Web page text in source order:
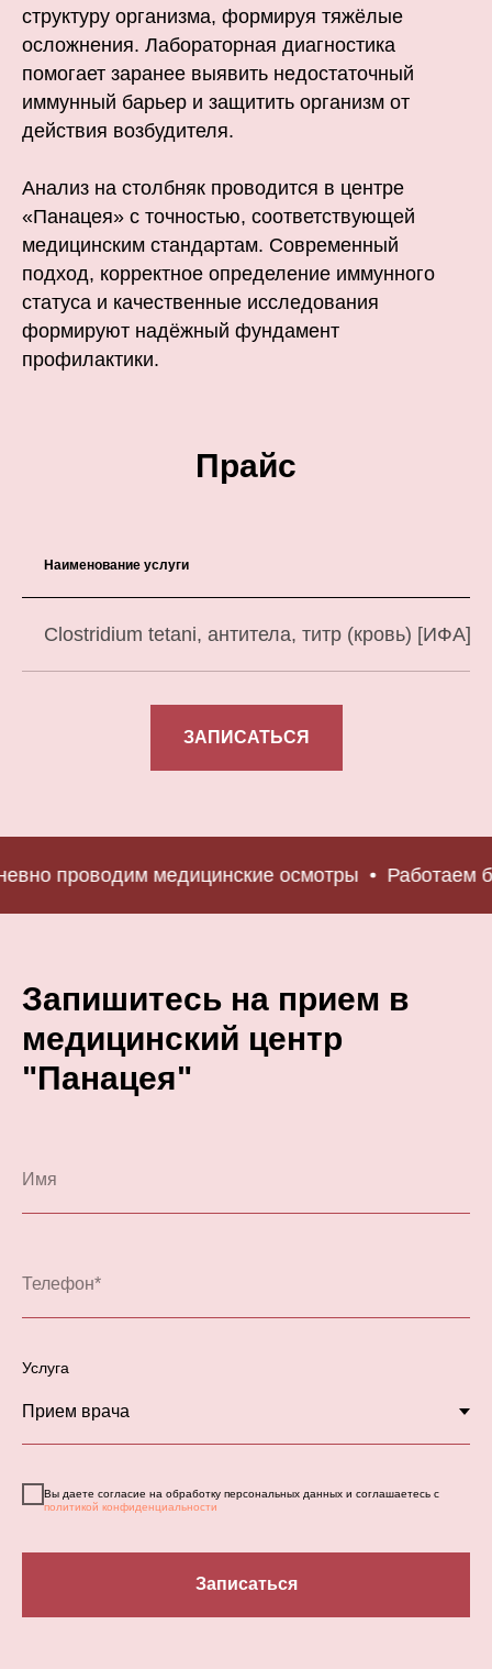
структуру организма, формируя тяжёлые
осложнения. Лабораторная диагностика
помогает заранее выявить недостаточный
иммунный барьер и защитить организм от
действия возбудителя.
Анализ на столбняк проводится в центре
«Панацея» с точностью, соответствующей
медицинским стандартам. Современный
подход, корректное определение иммунного
статуса и качественные исследования
формируют надёжный фундамент
профилактики.
Прайс
Наименование услуги
Clostridium tetani, антитела, титр (кровь) [ИФА]
ЗАПИСАТЬСЯ
проводим медицинские осмотры Работаем
Запишитесь на прием в
медицинский центр
"Панацея"
Услуга
Вы даете согласие на обработку персональных данных и соглашаетесь с
политикой конфиденциальности
Записаться